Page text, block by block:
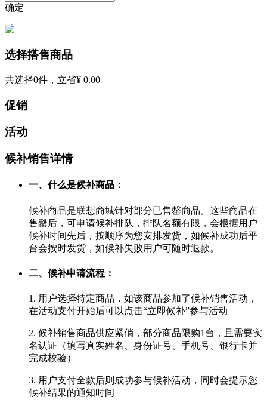
确定
选择搭售商品
共选择0件，立省¥ 0.00
促销
活动
候补销售详情
一、什么是候补商品：
候补商品是联想商城针对部分已售罄商品。这些商品在
售罄后，可申请候补排队，排队名额有限，会根据用户
候补时间先后，按顺序为您安排发货，如候补成功后平
台会按时发货，如候补失败用户可随时退款。
二、候补申请流程：
1. 用户选择特定商品，如该商品参加了候补销售活动，
在活动支付开始后可以点击“立即候补”参与活动
2. 候补销售商品供应紧俏，部分商品限购1台，且需要实
名认证（填写真实姓名、身份证号、手机号、银行卡并
完成校验）
3. 用户支付全款后则成功参与候补活动，同时会提示您
候补结果的通知时间